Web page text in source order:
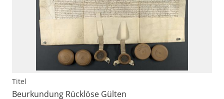
Titel
Beurkundung Rücklöse Gülten